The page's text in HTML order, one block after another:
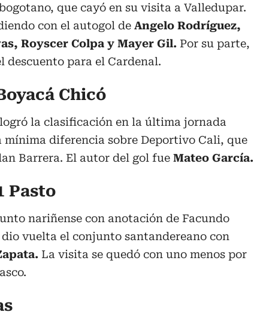
que cayó en su visita a Valledupar.
con el autogol de Angelo Rodríguez,
Royscer Colpa y Mayer Gil. Por su parte,
descuento para el Cardenal.
Chicó
la clasificación en la última jornada
diferencia sobre Deportivo Cali, que
Barrera. El autor del gol fue Mateo García.
Pasto
nariñense con anotación de Facundo
dio vuelta el conjunto santandereano con
La visita se quedó con uno menos por